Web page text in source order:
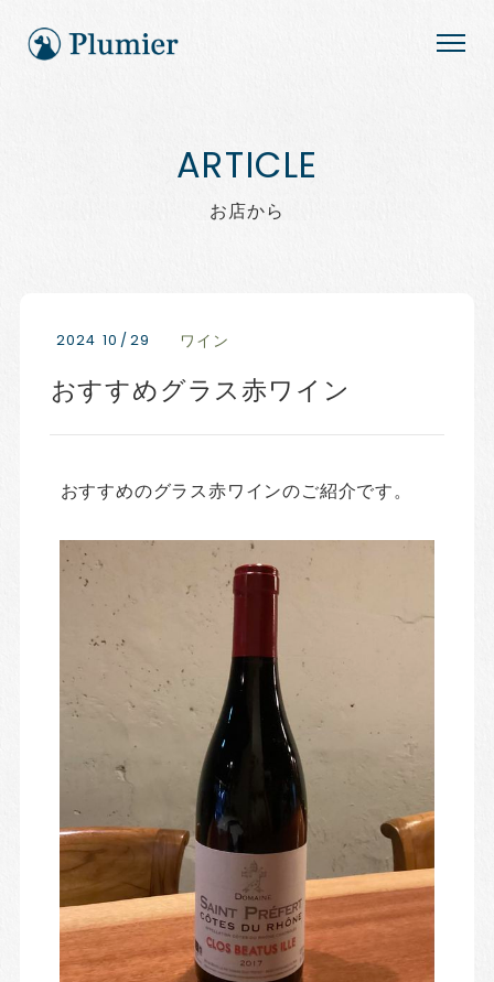
お店から
おすすめグラス赤ワイン
2024 10 / 29 ワイン
おすすめのグラス赤ワインのご紹介です。